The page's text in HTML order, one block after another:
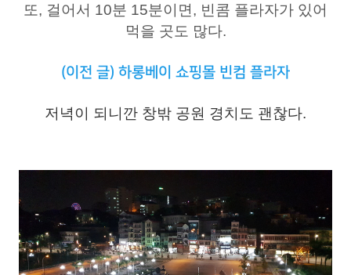
또, 걸어서 10분 15분이면, 빈콤 플라자가 있어
먹을 곳도 많다.
(이전 글) 하롱베이 쇼핑몰 빈컴 플라자
저녁이 되니깐 창밖 공원 경치도 괜찮다.